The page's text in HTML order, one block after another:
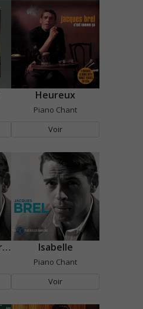
Heureux
Piano Chant
Voir
Il nous faut regarder Isabelle
Piano Chant
Voir